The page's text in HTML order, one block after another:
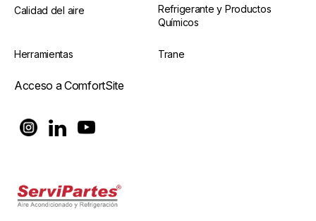
Calidad del aire
Refrigerante y Productos
Químicos
Herramientas Trane
Acceso a ComfortSite